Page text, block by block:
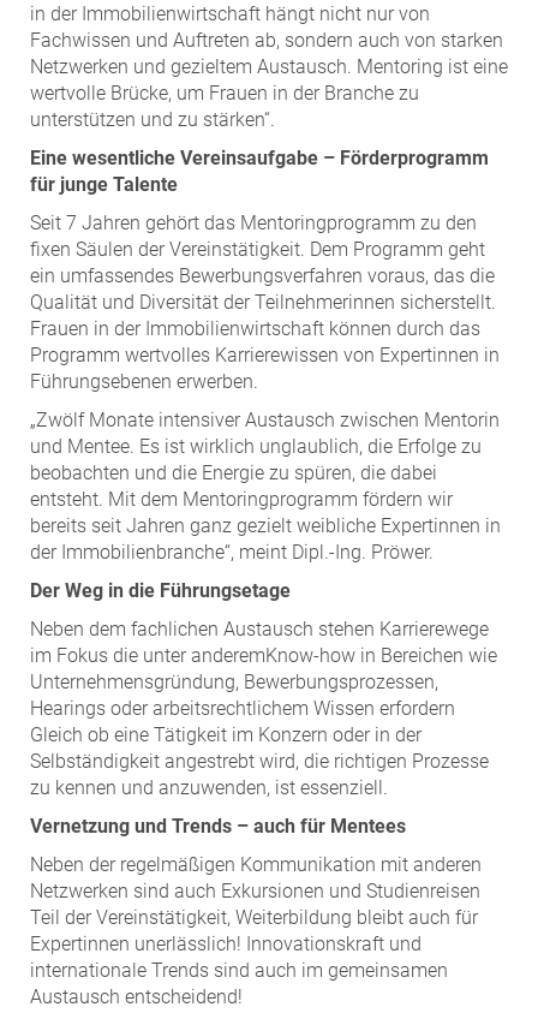
in der Immobilienwirtschaft hängt nicht nur von
Fachwissen und Auftreten ab, sondern auch von starken
Netzwerken und gezieltem Austausch. Mentoring ist eine
wertvolle Brücke, um Frauen in der Branche zu
unterstützen und zu stärken“.
Eine wesentliche Vereinsaufgabe – Förderprogramm
für junge Talente
Seit 7 Jahren gehört das Mentoringprogramm zu den
fixen Säulen der Vereinstätigkeit. Dem Programm geht
ein umfassendes Bewerbungsverfahren voraus, das die
Qualität und Diversität der Teilnehmerinnen sicherstellt.
Frauen in der Immobilienwirtschaft können durch das
Programm wertvolles Karrierewissen von Expertinnen in
Führungsebenen erwerben.
„Zwölf Monate intensiver Austausch zwischen Mentorin
und Mentee. Es ist wirklich unglaublich, die Erfolge zu
beobachten und die Energie zu spüren, die dabei
entsteht. Mit dem Mentoringprogramm fördern wir
bereits seit Jahren ganz gezielt weibliche Expertinnen in
der Immobilienbranche“, meint Dipl.-Ing. Pröwer.
Der Weg in die Führungsetage
Neben dem fachlichen Austausch stehen Karrierewege
im Fokus die unter anderemKnow-how in Bereichen wie
Unternehmensgründung, Bewerbungsprozessen,
Hearings oder arbeitsrechtlichem Wissen erfordern
Gleich ob eine Tätigkeit im Konzern oder in der
Selbständigkeit angestrebt wird, die richtigen Prozesse
zu kennen und anzuwenden, ist essenziell.
Vernetzung und Trends – auch für Mentees
Neben der regelmäßigen Kommunikation mit anderen
Netzwerken sind auch Exkursionen und Studienreisen
Teil der Vereinstätigkeit, Weiterbildung bleibt auch für
Expertinnen unerlässlich! Innovationskraft und
internationale Trends sind auch im gemeinsamen
Austausch entscheidend!